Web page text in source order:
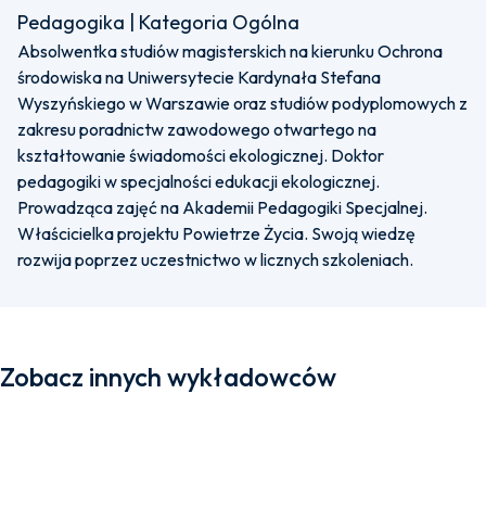
Pedagogika | Kategoria Ogólna
Absolwentka studiów magisterskich na kierunku Ochrona
środowiska na Uniwersytecie Kardynała Stefana
Wyszyńskiego w Warszawie oraz studiów podyplomowych z
zakresu poradnictw zawodowego otwartego na
kształtowanie świadomości ekologicznej. Doktor
pedagogiki w specjalności edukacji ekologicznej.
Prowadząca zajęć na Akademii Pedagogiki Specjalnej.
Właścicielka projektu Powietrze Życia. Swoją wiedzę
rozwija poprzez uczestnictwo w licznych szkoleniach.
Zobacz innych wykładowców